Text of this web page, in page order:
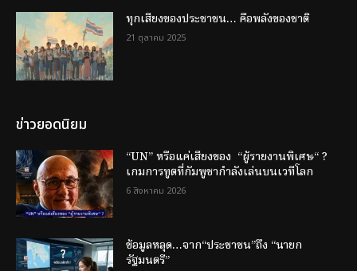
ทุกเสียงของประชาชน… คือพลังของชาติ
21 ตุลาคม 2025
ข่าวยอดนิยม
“UN” หรือแค่เสียงของ “ผู้รายงานพิเศษ“ ?
เกมการทูตที่กัมพูชากำลังเล่นบนเวทีโลก
6 สิงหาคม 2026
ข้อมูลหลุด…จาก“ประชาชน”ถึง “นายก
รัฐมนตรี”